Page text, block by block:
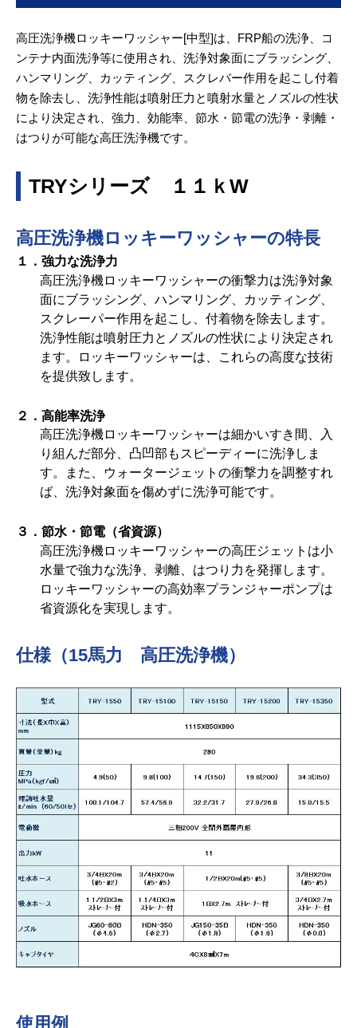
高圧洗浄機ロッキーワッシャー[中型]は、FRP船の洗浄、コ
ンテナ内面洗浄等に使用され、洗浄対象面にブラッシング、
ハンマリング、カッティング、スクレバー作用を起こし付着
物を除去し、洗浄性能は噴射圧力と噴射水量とノズルの性状
により決定され、強力、効能率、節水・節電の洗浄・剥離・
はつりが可能な高圧洗浄機です。
TRYシリーズ １１ｋW
高圧洗浄機ロッキーワッシャーの特長
１．強力な洗浄力
高圧洗浄機ロッキーワッシャーの衝撃力は洗浄対象
面にブラッシング、ハンマリング、カッティング、
スクレーパー作用を起こし、付着物を除去します。
洗浄性能は噴射圧力とノズルの性状により決定され
ます。ロッキーワッシャーは、これらの高度な技術
を提供致します。
２．高能率洗浄
高圧洗浄機ロッキーワッシャーは細かいすき間、入
り組んだ部分、凸凹部もスピーディーに洗浄しま
す。また、ウォータージェットの衝撃力を調整すれ
ば、洗浄対象面を傷めずに洗浄可能です。
３．節水・節電（省資源）
高圧洗浄機ロッキーワッシャーの高圧ジェットは小
水量で強力な洗浄、剥離、はつり力を発揮します。
ロッキーワッシャーの高効率プランジャーポンプは
省資源化を実現します。
仕様（15馬力 高圧洗浄機）
使用例